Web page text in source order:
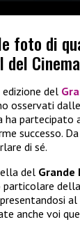
foto di
del Cinema
del
osservati
ha partecipato
successo. Da
di sé.
del Grande
al
anche voi